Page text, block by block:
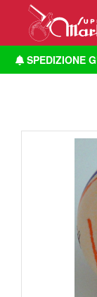
SPEDIZIONE